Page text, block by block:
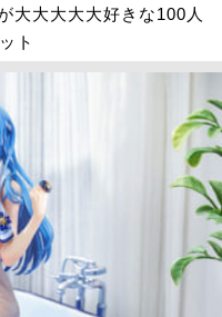
大大大大大好きな100人
ト